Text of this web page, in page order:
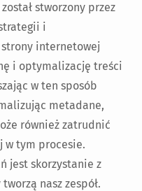
stworzony przez
i
strony internetowej
i optymalizację treści
w ten sposób
metadane,
również zatrudnić
w tym procesie.
jest skorzystanie z
nasz zespół.